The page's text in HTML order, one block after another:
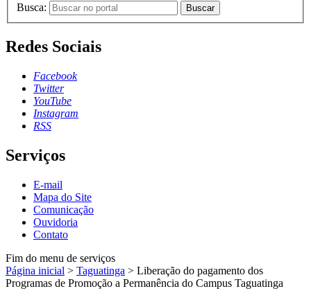
Busca: Buscar
Redes Sociais
Facebook
Twitter
YouTube
Instagram
RSS
Serviços
E-mail
Mapa do Site
Comunicação
Ouvidoria
Contato
Fim do menu de serviços
Página inicial > Taguatinga > Liberação do pagamento dos
Programas de Promoção a Permanência do Campus Taguatinga